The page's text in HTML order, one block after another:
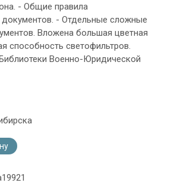
- Общие правила
- Отдельные сложные
Вложена большая цветная
способность светофильтров.
Военно-Юридической